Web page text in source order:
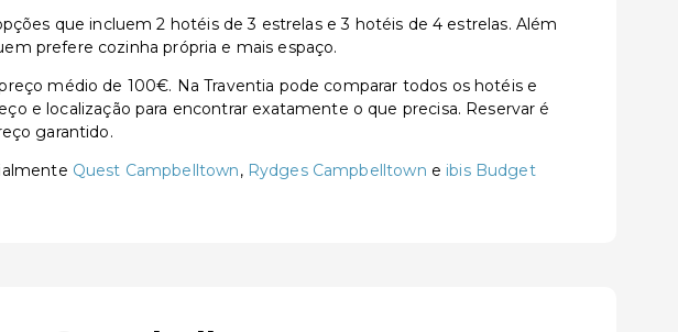
que incluem 2 hotéis de 3 estrelas e 3 hotéis de 4 estrelas. Além
prefere cozinha própria e mais espaço.
médio de 100€. Na Traventia pode comparar todos os hotéis e
e localização para encontrar exatamente o que precisa. Reservar é
garantido.
Quest Campbelltown, Rydges Campbelltown e ibis Budget